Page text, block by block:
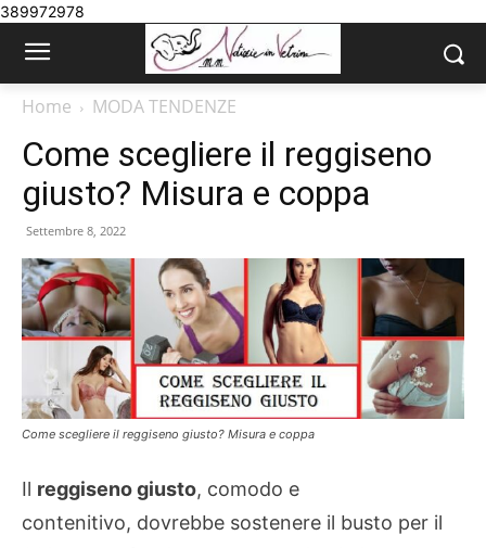
389972978
Home MODA TENDENZE
Come scegliere il reggiseno
giusto? Misura e coppa
Settembre 8, 2022
Come scegliere il reggiseno giusto? Misura e coppa
Il reggiseno giusto, comodo e
contenitivo, dovrebbe sostenere il busto per il